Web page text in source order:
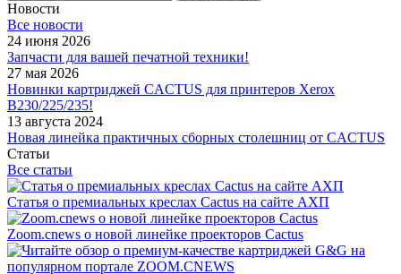
Новости
Все новости
24 июня 2026
Запчасти для вашей печатной техники!
27 мая 2026
Новинки картриджей CACTUS для принтеров Xerox
B230/225/235!
13 августа 2024
Новая линейка практичных сборных столешниц от CACTUS
Статьи
Все статьи
Статья о премиальных креслах Cactus на сайте АХП
Zoom.cnews о новой линейке проекторов Cactus